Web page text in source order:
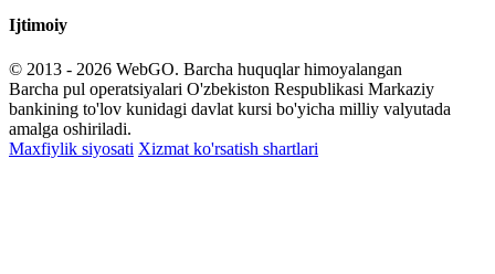
Ijtimoiy
© 2013 - 2026 WebGO. Barcha huquqlar himoyalangan
Barcha pul operatsiyalari O'zbekiston Respublikasi Markaziy
bankining to'lov kunidagi davlat kursi bo'yicha milliy valyutada
amalga oshiriladi.
Maxfiylik siyosati Xizmat ko'rsatish shartlari